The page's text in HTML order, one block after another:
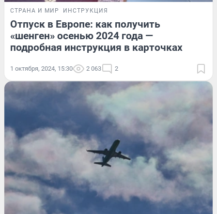
СТРАНА И МИР ИНСТРУКЦИЯ
Отпуск в Европе: как получить
«шенген» осенью 2024 года —
подробная инструкция в карточках
1 октября, 2024, 15:30 2 063 2